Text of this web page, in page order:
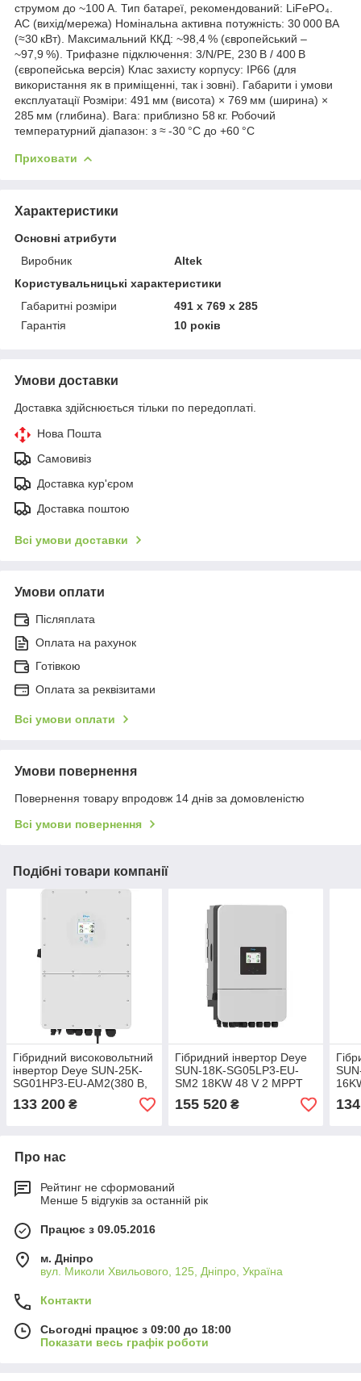
струмом до ~100 А. Тип батареї, рекомендований: LiFePO₄.
AC (вихід/мережа) Номінальна активна потужність: 30 000 ВА
(≈30 кВт). Максимальний ККД: ~98,4 % (європейський –
~97,9 %). Трифазне підключення: 3/N/PE, 230 В / 400 В
(європейська версія) Клас захисту корпусу: IP66 (для
використання як в приміщенні, так і зовні). Габарити і умови
експлуатації Розміри: 491 мм (висота) × 769 мм (ширина) ×
285 мм (глибина). Вага: приблизно 58 кг. Робочий
температурний діапазон: з ≈ ‑30 °C до +60 °C
Приховати
Характеристики
Основні атрибути
Виробник
Altek
Користувальницькі характеристики
Габаритні розміри
491 x 769 x 285
Гарантія
10 років
Умови доставки
Доставка здійснюється тільки по передоплаті.
Нова Пошта
Самовивіз
Доставка кур'єром
Доставка поштою
Всі умови доставки
Умови оплати
Післяплата
Оплата на рахунок
Готівкою
Оплата за реквізитами
Всі умови оплати
Умови повернення
Повернення товару впродовж 14 днів за домовленістю
Всі умови повернення
Подібні товари компанії
Гібридний високовольтний
інвертор Deye SUN-25K-
SG01НP3-EU-AM2(380 В,
25 кВт, 3 фази)
133 200 ₴
Гібридний інвертор Deye
SUN-18K-SG05LP3-EU-
SM2 18KW 48 V 2 MPPT
Wi-Fi 220/380V Трифазний
155 520₴
Про нас
Рейтинг не сформований
Менше 5 відгуків за останній рік
Працює з 09.05.2016
м. Дніпро
вул. Миколи Хвильового, 125, Дніпро, Україна
Контакти
Сьогодні працює з 09:00 до 18:00
Показати весь графік роботи